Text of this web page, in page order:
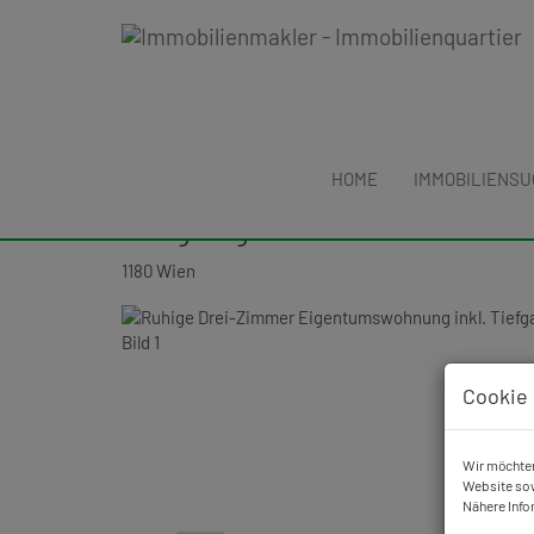
HOME
Erfolgreich verkauft: Ruhige
1180 Wien
Wir
Website
Nähere